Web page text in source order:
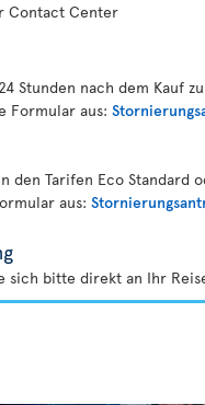
Contact Center
Stunden nach dem Kauf
Formular aus:
Tarifen Eco Standard
aus:
sich bitte direkt an Ihr